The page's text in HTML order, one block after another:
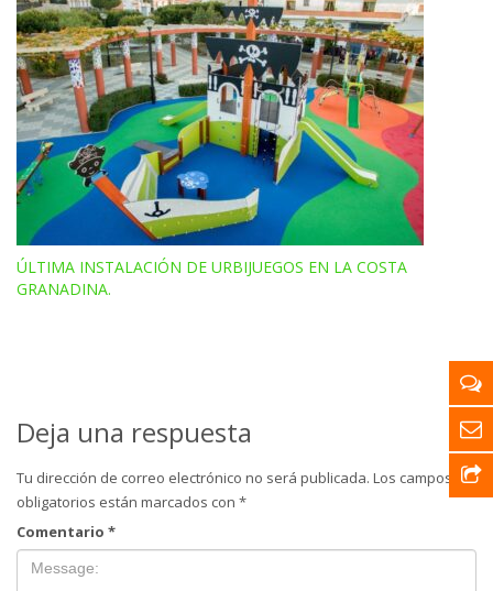
ÚLTIMA INSTALACIÓN DE URBIJUEGOS EN LA COSTA
GRANADINA.
Deja una respuesta
Tu dirección de correo electrónico no será publicada. Los campos
obligatorios están marcados con *
Comentario *